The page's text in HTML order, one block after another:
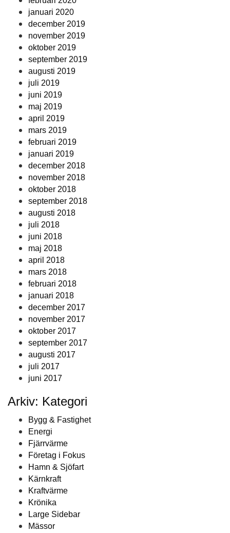
januari 2020
december 2019
november 2019
oktober 2019
september 2019
augusti 2019
juli 2019
juni 2019
maj 2019
april 2019
mars 2019
februari 2019
januari 2019
december 2018
november 2018
oktober 2018
september 2018
augusti 2018
juli 2018
juni 2018
maj 2018
april 2018
mars 2018
februari 2018
januari 2018
december 2017
november 2017
oktober 2017
september 2017
augusti 2017
juli 2017
juni 2017
Arkiv: Kategori
Bygg & Fastighet
Energi
Fjärrvärme
Företag i Fokus
Hamn & Sjöfart
Kärnkraft
Kraftvärme
Krönika
Large Sidebar
Mässor